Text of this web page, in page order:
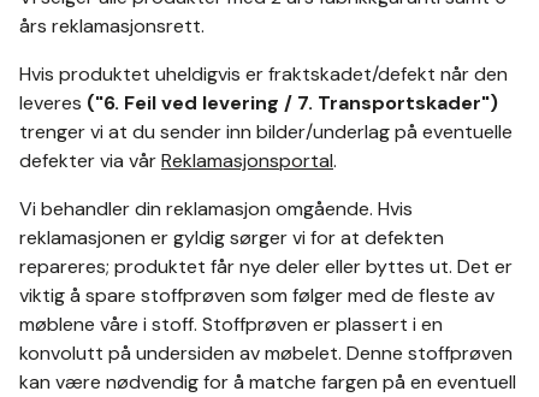
års reklamasjonsrett.
Hvis produktet uheldigvis er fraktskadet/defekt når den
leveres ("6. Feil ved levering / 7. Transportskader")
trengervi at du sender inn bilder/underlag på eventuelle
defekter via vårReklamasjonsportal.
Vi behandler din reklamasjon omgående. Hvis
reklamasjonen er gyldig sørger vi for at defekten
repareres; produktet får nye deler eller byttes ut. Det er
viktig å spare stoffprøven som følger med de fleste av
møblene våre i stoff. Stoffprøven er plassert i en
konvolutt på undersiden av møbelet. Denne stoffprøven
kan være nødvendig for å matche fargen på en eventuell